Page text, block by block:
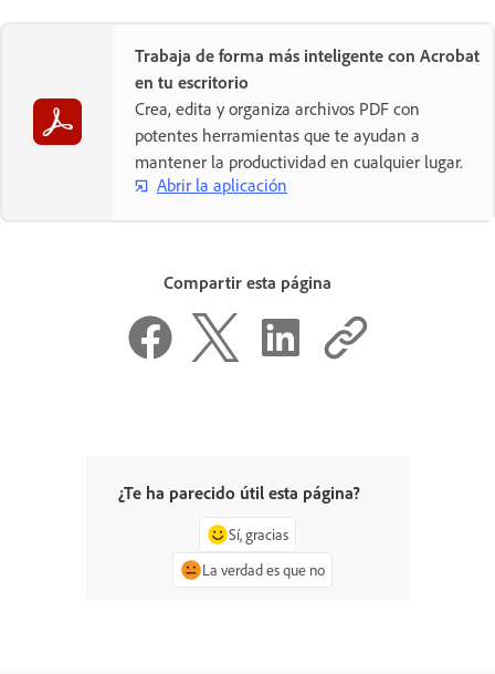
Trabaja de forma más inteligente con Acrobat
en tu escritorio
Crea, edita y organiza archivos PDF con
potentes herramientas que te ayudan a
mantener la productividad en cualquier lugar.
Abrir la aplicación
Compartir esta página
¿Te ha parecido útil esta página?
Sí, gracias
La verdad es que no